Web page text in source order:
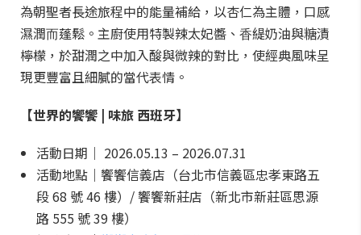
為朝聖者長途旅程中的能量補給，以杏仁為主體，口感
濕潤⽽蓬鬆。主廚使用特製辣太妃醬、⾹緹奶油與糖漬
檸檬，於甜潤之中加入酸與微辣的對比，使經典風味呈
現更豐富且細膩的當代表情。
【世界的饗饗 | 味旅 西班牙】
活動日期｜ 2026.05.13 – 2026.07.31
活動地點｜饗饗信義店（台北市信義區忠孝東路五
段 68 號 46 樓）/ 饗饗新莊店（新北市新莊區思源
路 555 號 39 樓）